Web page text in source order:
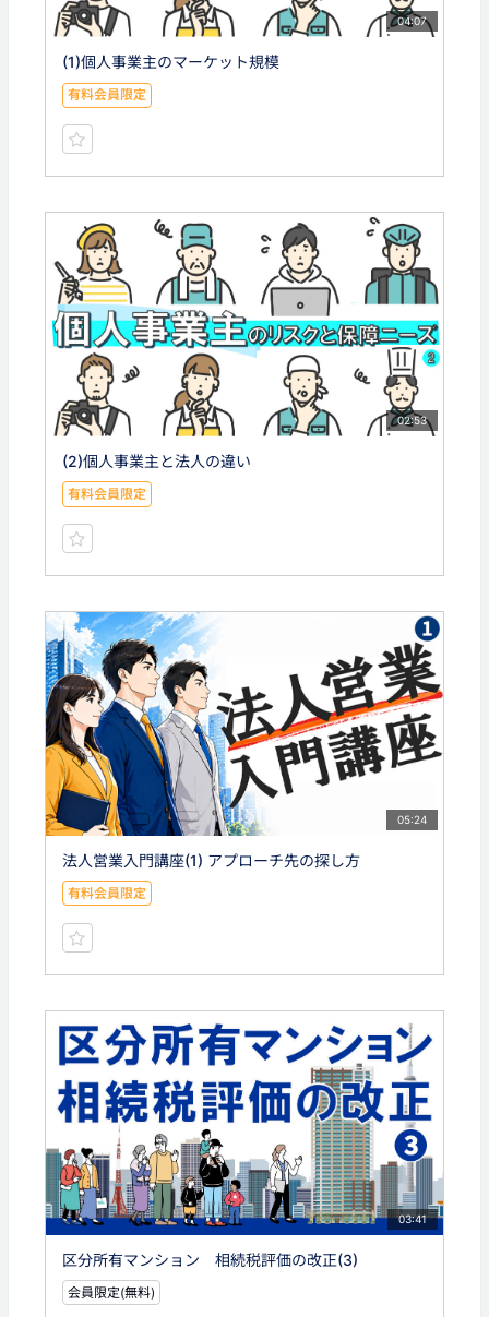
04:07
(1)個人事業主のマーケット規模
有料会員限定
02:53
(2)個人事業主と法人の違い
有料会員限定
05:24
法人営業入門講座(1) アプローチ先の探し方
有料会員限定
03:41
区分所有マンション 相続税評価の改正(3)
会員限定(無料)